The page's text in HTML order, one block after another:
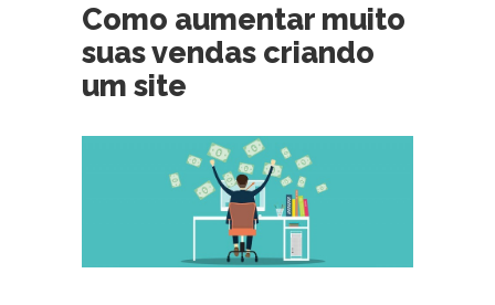
Como aumentar muito
suas vendas criando
um site